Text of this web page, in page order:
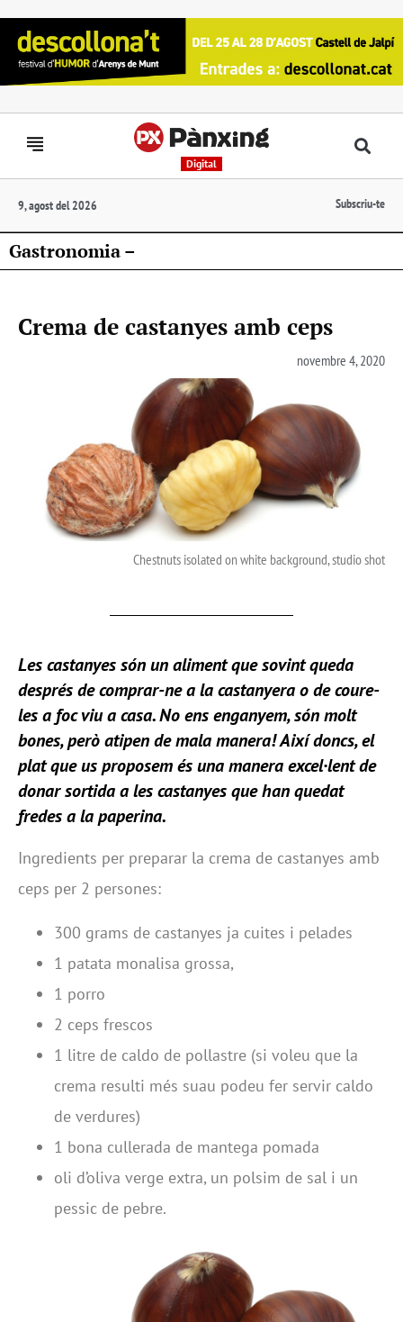
Digital
9, agost del 2026 Subscriu-te
Gastronomia –
Crema de castanyes amb ceps
novembre 4, 2020
Chestnuts isolated on white background, studio shot
Les castanyes són un aliment que sovint queda
després de comprar-ne a la castanyera o de coure-
les a foc viu a casa. No ens enganyem, són molt
bones, però atipen de mala manera! Així doncs, el
plat que us proposem és una manera excel·lent de
donar sortida a les castanyes que han quedat
fredes a la paperina.
Ingredients per preparar la crema de castanyes amb
ceps per 2 persones:
300 grams de castanyes ja cuites i pelades
1 patata monalisa grossa,
1 porro
2 ceps frescos
1 litre de caldo de pollastre (si voleu que la
crema resulti més suau podeu fer servir caldo
de verdures)
1 bona cullerada de mantega pomada
oli d’oliva verge extra, un polsim de sal i un
pessic de pebre.